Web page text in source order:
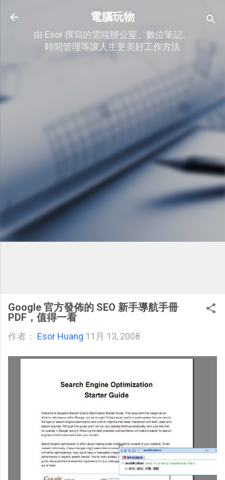
跳到主要內容
電腦玩物
由 Esor 撰寫的雲端辦公室、數位筆記、
時間管理等讓人生更美好工作方法
Google 官方發佈的 SEO 新手導航手冊
PDF，值得一看
作者： Esor Huang 11月 13, 2008